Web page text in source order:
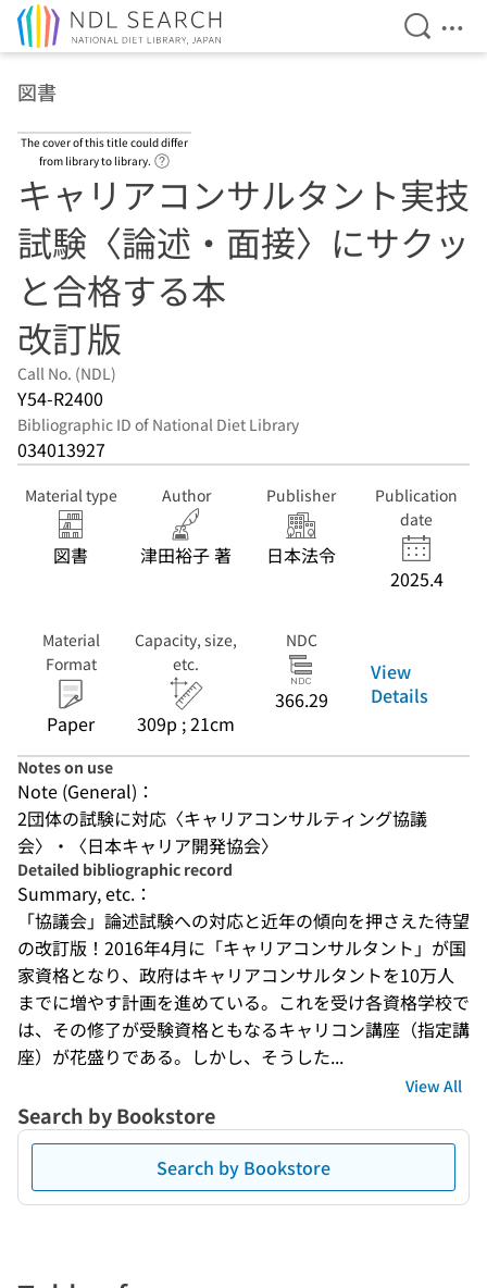
Open
図書
The cover of this title could differ
from library to library.
キャリアコンサルタント実技
試験〈論述・面接〉にサクッ
と合格する本
改訂版
Call No. (NDL)
Y54-R2400
Bibliographic ID of National Diet Library
034013927
Material type
図書
Author
津田裕子 著
Publisher
日本法令
Publication
date
2025.4
Material
Format
Paper
Capacity, size,
etc.
309p ; 21cm
NDC
366.29
View
Details
Notes on use
Note (General)：
2団体の試験に対応〈キャリアコンサルティング協議
会〉・〈日本キャリア開発協会〉
Detailed bibliographic record
Summary, etc.：
「協議会」論述試験への対応と近年の傾向を押さえた待望
の改訂版！2016年4月に「キャリアコンサルタント」が国
家資格となり、政府はキャリアコンサルタントを10万人
までに増やす計画を進めている。これを受け各資格学校で
は、その修了が受験資格ともなるキャリコン講座（指定講
座）が花盛りである。しかし、そうした...
View All
Search by Bookstore
Search by Bookstore